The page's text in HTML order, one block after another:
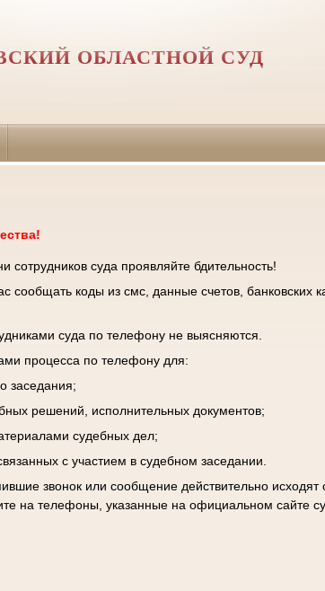
ОБЛАСТНОЙ СУД
суда проявляйте бдительность!
сообщать коды из смс, данные счетов, банковских
суда по телефону не выясняются.
процесса по телефону для:
заседания;
решений, исполнительных документов;
судебных дел;
с участием в судебном заседании.
звонок или сообщение действительно исходят
на телефоны, указанные на официальном сайте